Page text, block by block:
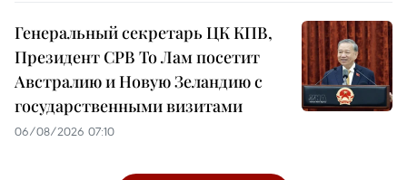
Генеральный секретарь ЦК КПВ,
Президент СРВ То Лам посетит
Австралию и Новую Зеландию с
государственными визитами
06/08/2026 07:10